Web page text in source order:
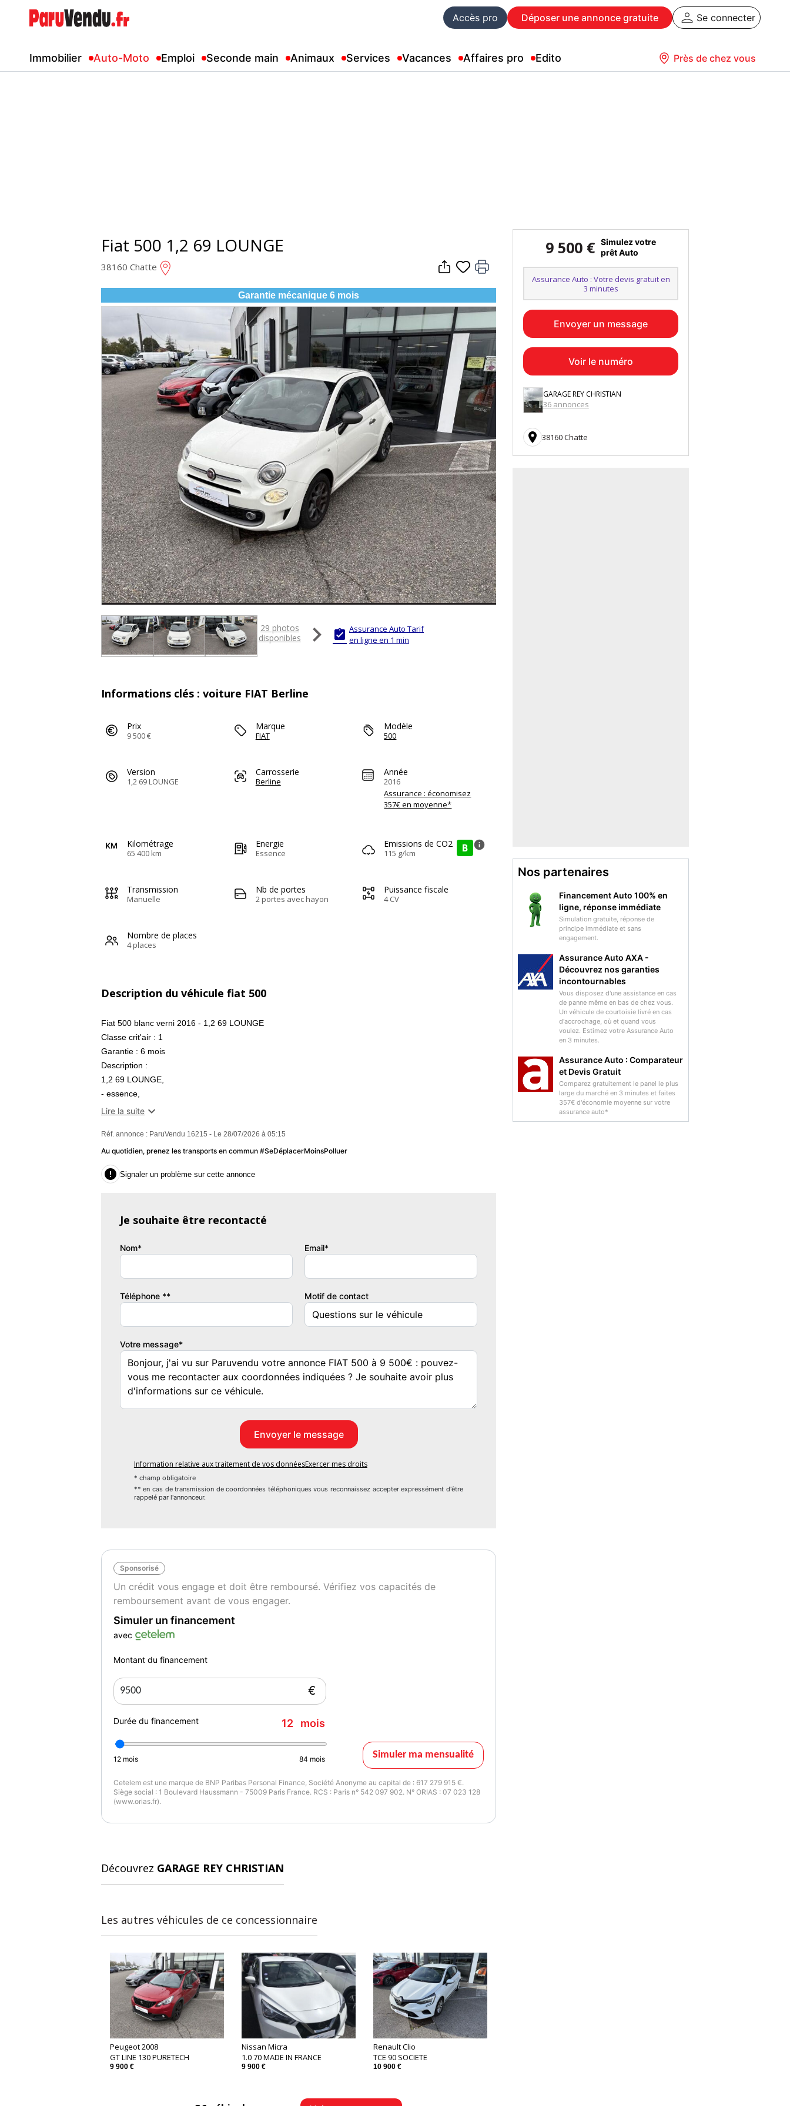
Accès pro Déposer une annonce gratuite Se connecter
Immobilier Auto-Moto Emploi Seconde main Animaux Services Vacances Affaires pro Edito Près de chez vous
Fiat 500 1,2 69 LOUNGE
38160 Chatte
Garantie mécanique 6 mois
29 photos
disponibles
  Assurance Auto Tarif
en ligne en 1 min
Informations clés : voiture FIAT Berline
Prix
9 500 €
Marque
FIAT
Modèle
500
Version
1,2 69 LOUNGE
Carrosserie
Berline
Année
2016
Assurance : économisez
357€ en moyenne*
Kilométrage
65 400 km
Energie
Essence
Emissions de CO2
115 g/km B info
Transmission
Manuelle
Nb de portes
2 portes avec hayon
Puissance fiscale
4 CV
Nombre de places
4 places
Description du véhicule fiat 500
Fiat 500 blanc verni 2016 - 1,2 69 LOUNGE
Classe crit'air : 1
Garantie : 6 mois
Description :
1,2 69 LOUNGE,
- essence,
- blanc verni,
- limiteur de vitesse,
- compatible Android Auto,
- jantes aluminium,
- Nombre de roues motrices : 2,
- projecteurs xénon,
- Bluetooth
Equipements :
- état : bon
- energie : essence
- couleur : blanc
- boite de vitesse : manuelle
- nb portes : 3
- nb places : 4
- allumage automatique des feux : oui
- bluetooth : oui
- detecteur de pluie : oui
- interieur : tissu cuir
- phares antibrouillard : oui
- projecteurs xenon : oui
- radar aide stationnement : oui
Couleur
blanc
Puissance réelle
6 mois
Lire la suite 
Réf. annonce : ParuVendu 16215 - Le 28/07/2026 à 05:15
Au quotidien, prenez les transports en commun #SeDéplacerMoinsPolluer
 Signaler un problème sur cette annonce
Je souhaite être recontacté
Nom* Email*
Téléphone ** Motif de contact
Votre message*
Information relative aux traitement de vos donnéesExercer mes droits
* champ obligatoire
** en cas de transmission de coordonnées téléphoniques vous reconnaissez accepter expressément d'être
rappelé par l'annonceur.
Sponsorisé
Un crédit vous engage et doit être remboursé. Vérifiez vos capacités de
remboursement avant de vous engager.
Simuler un financement
avec
Montant du financement
€
Durée du financement 12 mois
12 mois 84 mois Simuler ma mensualité
Cetelem est une marque de BNP Paribas Personal Finance, Société Anonyme au capital de : 617 279 915 €.
Siège social : 1 Boulevard Haussmann - 75009 Paris France. RCS : Paris n° 542 097 902. N° ORIAS : 07 023 128
(www.orias.fr).
Découvrez GARAGE REY CHRISTIAN
Les autres véhicules de ce concessionnaire
Peugeot 2008
GT LINE 130 PURETECH
9 900 €
Nissan Micra
1.0 70 MADE IN FRANCE
9 900 €
Renault Clio
TCE 90 SOCIETE
10 900 €
9 500 € Simulez votre
prêt Auto
Assurance Auto : Votre devis gratuit en
3 minutes
Envoyer un message
Voir le numéro
GARAGE REY CHRISTIAN
36 annonces
 38160 Chatte
Nos partenaires
Financement Auto 100% en
ligne, réponse immédiate
Simulation gratuite, réponse de
principe immédiate et sans
engagement.
Assurance Auto AXA -
Découvrez nos garanties
incontournables
Vous disposez d'une assistance en cas
de panne même en bas de chez vous.
Un véhicule de courtoisie livré en cas
d'accrochage, où et quand vous
voulez. Estimez votre Assurance Auto
en 3 minutes.
Assurance Auto : Comparateur
et Devis Gratuit
Comparez gratuitement le panel le plus
large du marché en 3 minutes et faites
357€ d'économie moyenne sur votre
assurance auto*